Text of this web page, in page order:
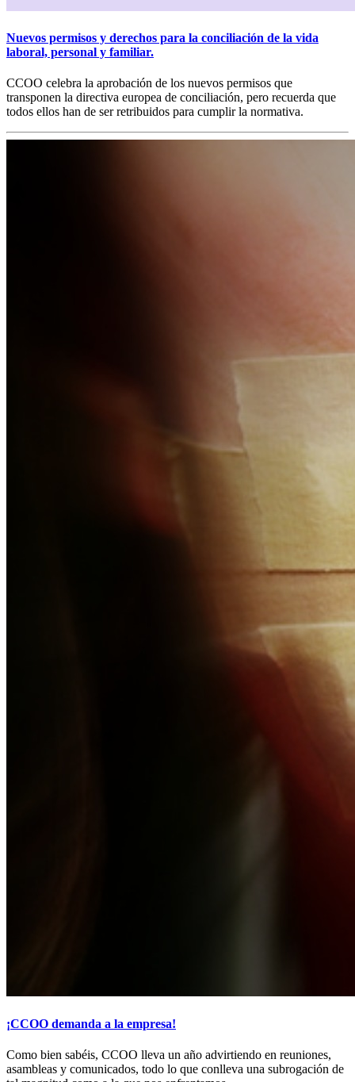
Nuevos permisos y derechos para la conciliación de la vida
laboral, personal y familiar.
CCOO celebra la aprobación de los nuevos permisos que
transponen la directiva europea de conciliación, pero recuerda que
todos ellos han de ser retribuidos para cumplir la normativa.
¡CCOO demanda a la empresa!
Como bien sabéis, CCOO lleva un año advirtiendo en reuniones,
asambleas y comunicados, todo lo que conlleva una subrogación de